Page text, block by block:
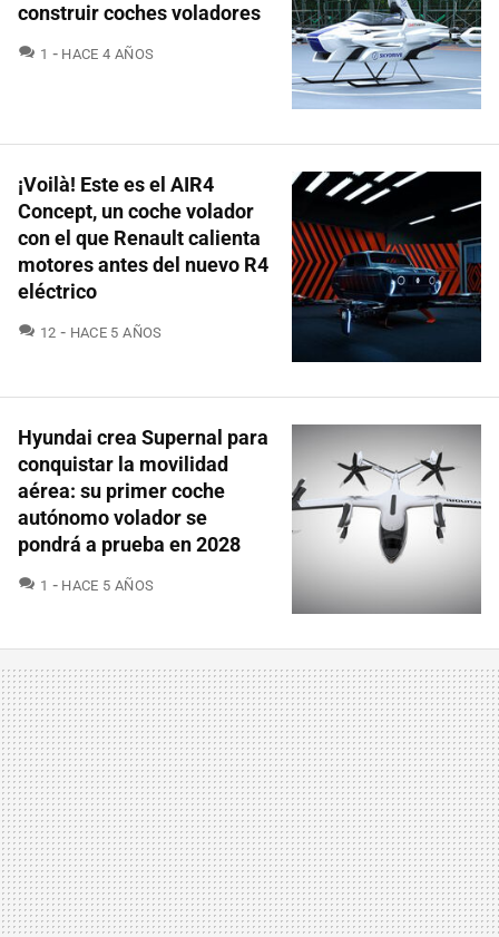
construir coches voladores
1 COMENTARIOS
HACE 4 AÑOS
¡Voilà! Este es el AIR4
Concept, un coche volador
con el que Renault calienta
motores antes del nuevo R4
eléctrico
12 COMENTARIOS
HACE 5 AÑOS
Hyundai crea Supernal para
conquistar la movilidad
aérea: su primer coche
autónomo volador se
pondrá a prueba en 2028
1 COMENTARIOS
HACE 5 AÑOS